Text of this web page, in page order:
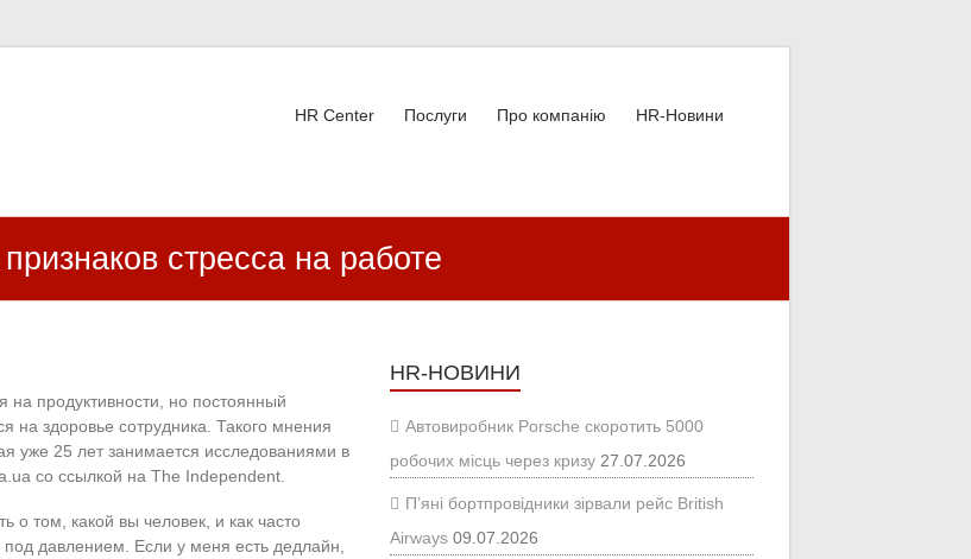
HR Center Послуги Про компанію HR-Новини
стресса на работе
на продуктивности, но постоянный
на здоровье сотрудника. Такого мнения
уже 25 лет занимается исследованиями в
со ссылкой на The Independent.
том, какой вы человек, и как часто
давлением. Если у меня есть дедлайн,
HR-НОВИНИ
Автовиробник Porsche скоротить 5000
робочих місць через кризу 27.07.2026
П’яні бортпровідники зірвали рейс British
Airways 09.07.2026